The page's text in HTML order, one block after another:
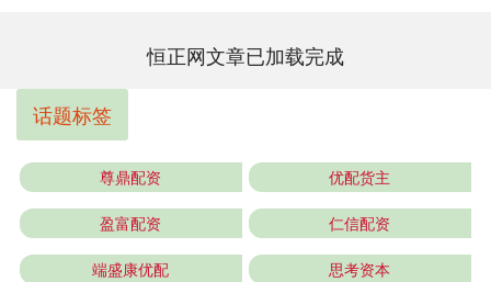
恒正网文章已加载完成
话题标签
尊鼎配资 优配货主
盈富配资 仁信配资
端盛康优配 思考资本